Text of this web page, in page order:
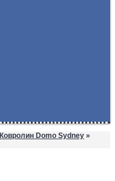
Ковролин Domo Sydney »